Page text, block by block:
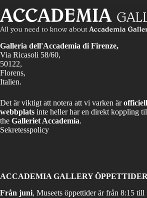
Galleria dell'Accademia di Firenze,
Via Ricasoli 58/60,
50122,
Florens,
Italien.
Det är viktigt att notera att vi varken är
webbplats inte heller har en direkt koppling
the Galleriet Accademia.
Sekretesspolicy
ACCADEMIA GALLERY
Från juni, Museets öppettider är från 8:15 till